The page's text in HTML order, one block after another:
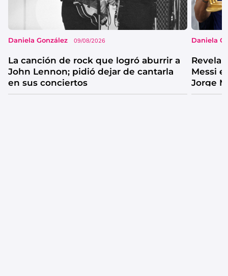
Daniela González 09/08/2026
La canción de rock que logró aburrir a
John Lennon; pidió dejar de cantarla
en sus conciertos
Daniela
Messi
Jorge